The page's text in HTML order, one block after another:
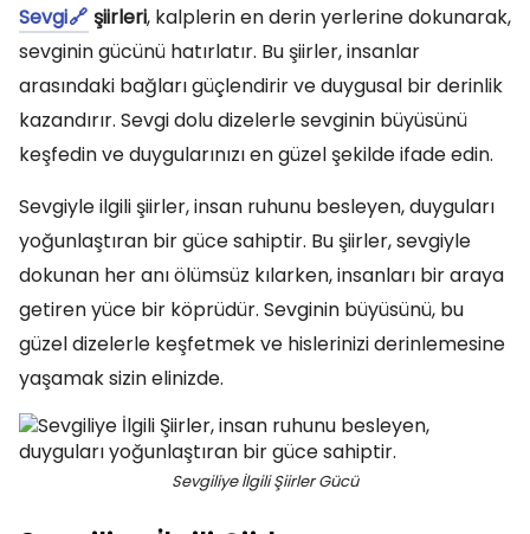
Sevgi şiirleri, kalplerin en derin yerlerine dokunarak,
sevginin gücünü hatırlatır. Bu şiirler, insanlar
arasındaki bağları güçlendirir ve duygusal bir derinlik
kazandırır. Sevgi dolu dizelerle sevginin büyüsünü
keşfedin ve duygularınızı en güzel şekilde ifade edin.
Sevgiyle ilgili şiirler, insan ruhunu besleyen, duyguları
yoğunlaştıran bir güce sahiptir. Bu şiirler, sevgiyle
dokunan her anı ölümsüz kılarken, insanları bir araya
getiren yüce bir köprüdür. Sevginin büyüsünü, bu
güzel dizelerle keşfetmek ve hislerinizi derinlemesine
yaşamak sizin elinizde.
Sevgiliye İlgili Şiirler Gücü